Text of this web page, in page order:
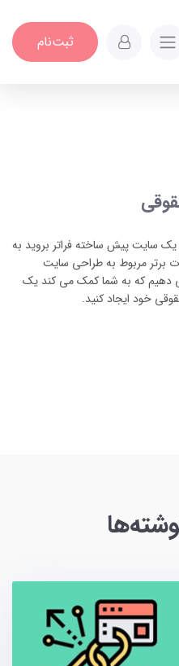
ثبت‌نام
یک سایت پیش ساخته فراتر بروید به
برتر مربوط به طراحی سایت
دهیم که به شما کمک می کند یک
خود ایجاد کنید.